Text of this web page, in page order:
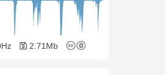
2.71Mb